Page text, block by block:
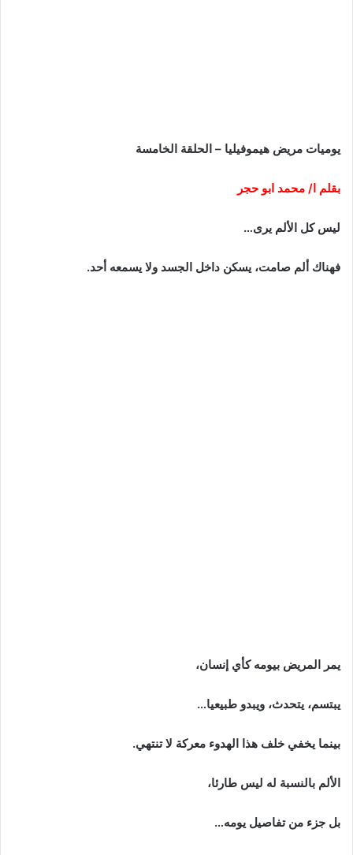
يوميات مريض هيموفيليا – الحلقة الخامسة
بقلم ا/ محمد ابو حجر
ليس كل الألم يرى…
فهناك ألم صامت، يسكن داخل الجسد ولا يسمعه أحد.
يمر المريض بيومه كأي إنسان،
يبتسم، يتحدث، ويبدو طبيعيا…
بينما يخفي خلف هذا الهدوء معركة لا تنتهي.
الألم بالنسبة له ليس طارئا،
بل جزء من تفاصيل يومه…